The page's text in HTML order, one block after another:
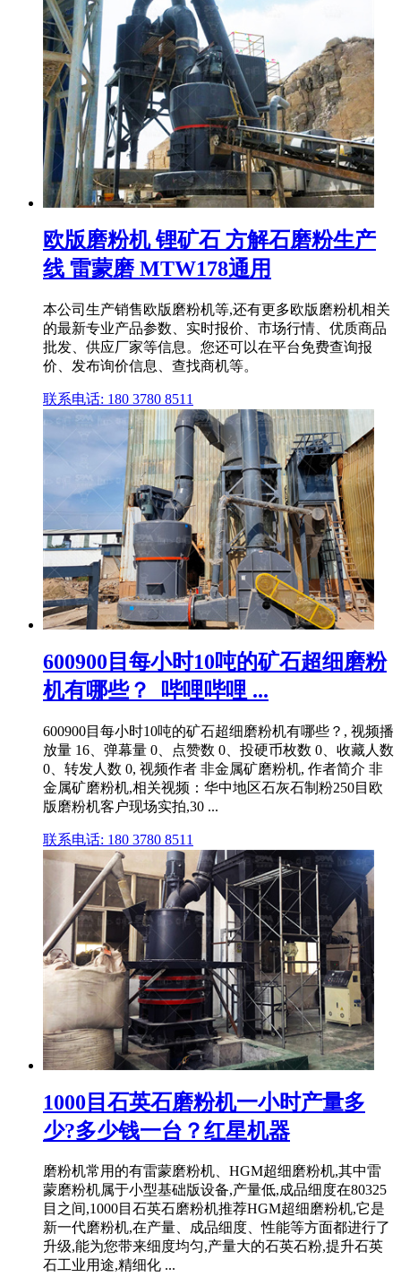
欧版磨粉机 锂矿石 方解石磨粉生产
线 雷蒙磨 MTW178通用
本公司生产销售欧版磨粉机等,还有更多欧版磨粉机相关
的最新专业产品参数、实时报价、市场行情、优质商品
批发、供应厂家等信息。您还可以在平台免费查询报
价、发布询价信息、查找商机等。
联系电话: 180 3780 8511
600900目每小时10吨的矿石超细磨粉
机有哪些？_哔哩哔哩 ...
600900目每小时10吨的矿石超细磨粉机有哪些？, 视频播
放量 16、弹幕量 0、点赞数 0、投硬币枚数 0、收藏人数
0、转发人数 0, 视频作者 非金属矿磨粉机, 作者简介 非
金属矿磨粉机,相关视频：华中地区石灰石制粉250目欧
版磨粉机客户现场实拍,30 ...
联系电话: 180 3780 8511
1000目石英石磨粉机一小时产量多
少?多少钱一台？红星机器
磨粉机常用的有雷蒙磨粉机、HGM超细磨粉机,其中雷
蒙磨粉机属于小型基础版设备,产量低,成品细度在80325
目之间,1000目石英石磨粉机推荐HGM超细磨粉机,它是
新一代磨粉机,在产量、成品细度、性能等方面都进行了
升级,能为您带来细度均匀,产量大的石英石粉,提升石英
石工业用途,精细化 ...